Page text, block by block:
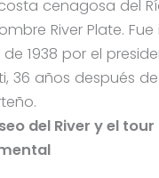
cenagosa del
River Plate.
1938 por el
36 años después
del River y el tour